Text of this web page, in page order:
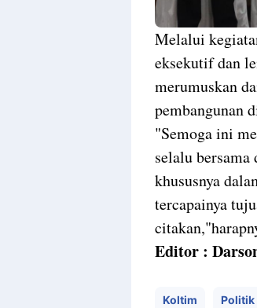
Melalui
eksekutif dan
merumuskan
pembangunan
"Semoga ini
selalu
khususnya
tercapainya
Editor :
Koltim Politik